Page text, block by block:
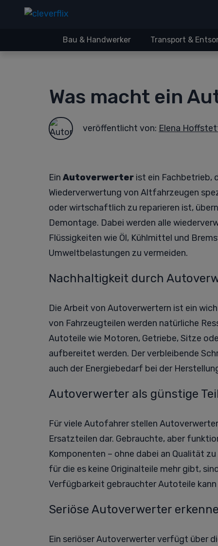
Bau & Handwerker Transport &
Was macht ein
veröffentlicht von: Elena
Ein Autoverwerter ist ein Fachbetrieb,
Wiederverwertung von Altfahrzeugen
oder wirtschaftlich zu reparieren ist,
Demontage. Dabei werden alle
Flüssigkeiten wie Öl, Kühlmittel und
Umweltbelastungen zu vermeiden.
Nachhaltigkeit durch
Die Arbeit von Autoverwertern ist ein
von Fahrzeugteilen werden natürliche
Autoteile wie Motoren, Getriebe, Sitze
aufbereitet werden. Der verbleibende
auch der Energiebedarf bei der
Autoverwerter als günstige
Für viele Autofahrer stellen
Ersatzteilen dar. Gebrauchte, aber
Komponenten – ohne dabei an Qualität
für die es keine Originalteile mehr gibt,
Verfügbarkeit gebrauchter Autoteile
Seriöse Autoverwerter
Ein seriöser Autoverwerter verfügt über